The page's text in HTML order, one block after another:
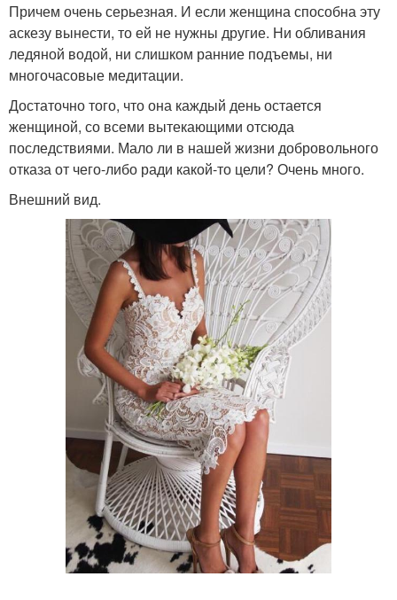
Причем очень серьезная. И если женщина способна эту
аскезу вынести, то ей не нужны другие. Ни обливания
ледяной водой, ни слишком ранние подъемы, ни
многочасовые медитации.
Достаточно того, что она каждый день остается
женщиной, со всеми вытекающими отсюда
последствиями. Мало ли в нашей жизни добровольного
отказа от чего-либо ради какой-то цели? Очень много.
Внешний вид.